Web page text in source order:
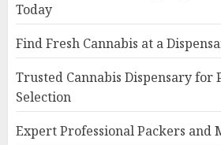
Today
Find Fresh Cannabis at a
Trusted Cannabis Dispensary for
Selection
Expert Professional Packers and